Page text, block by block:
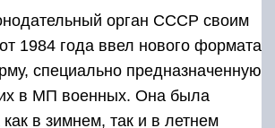
орган СССР своим
1984 года ввел нового формата
специально предназначенную
в МП военных. Она была
как в зимнем, так и в летнем